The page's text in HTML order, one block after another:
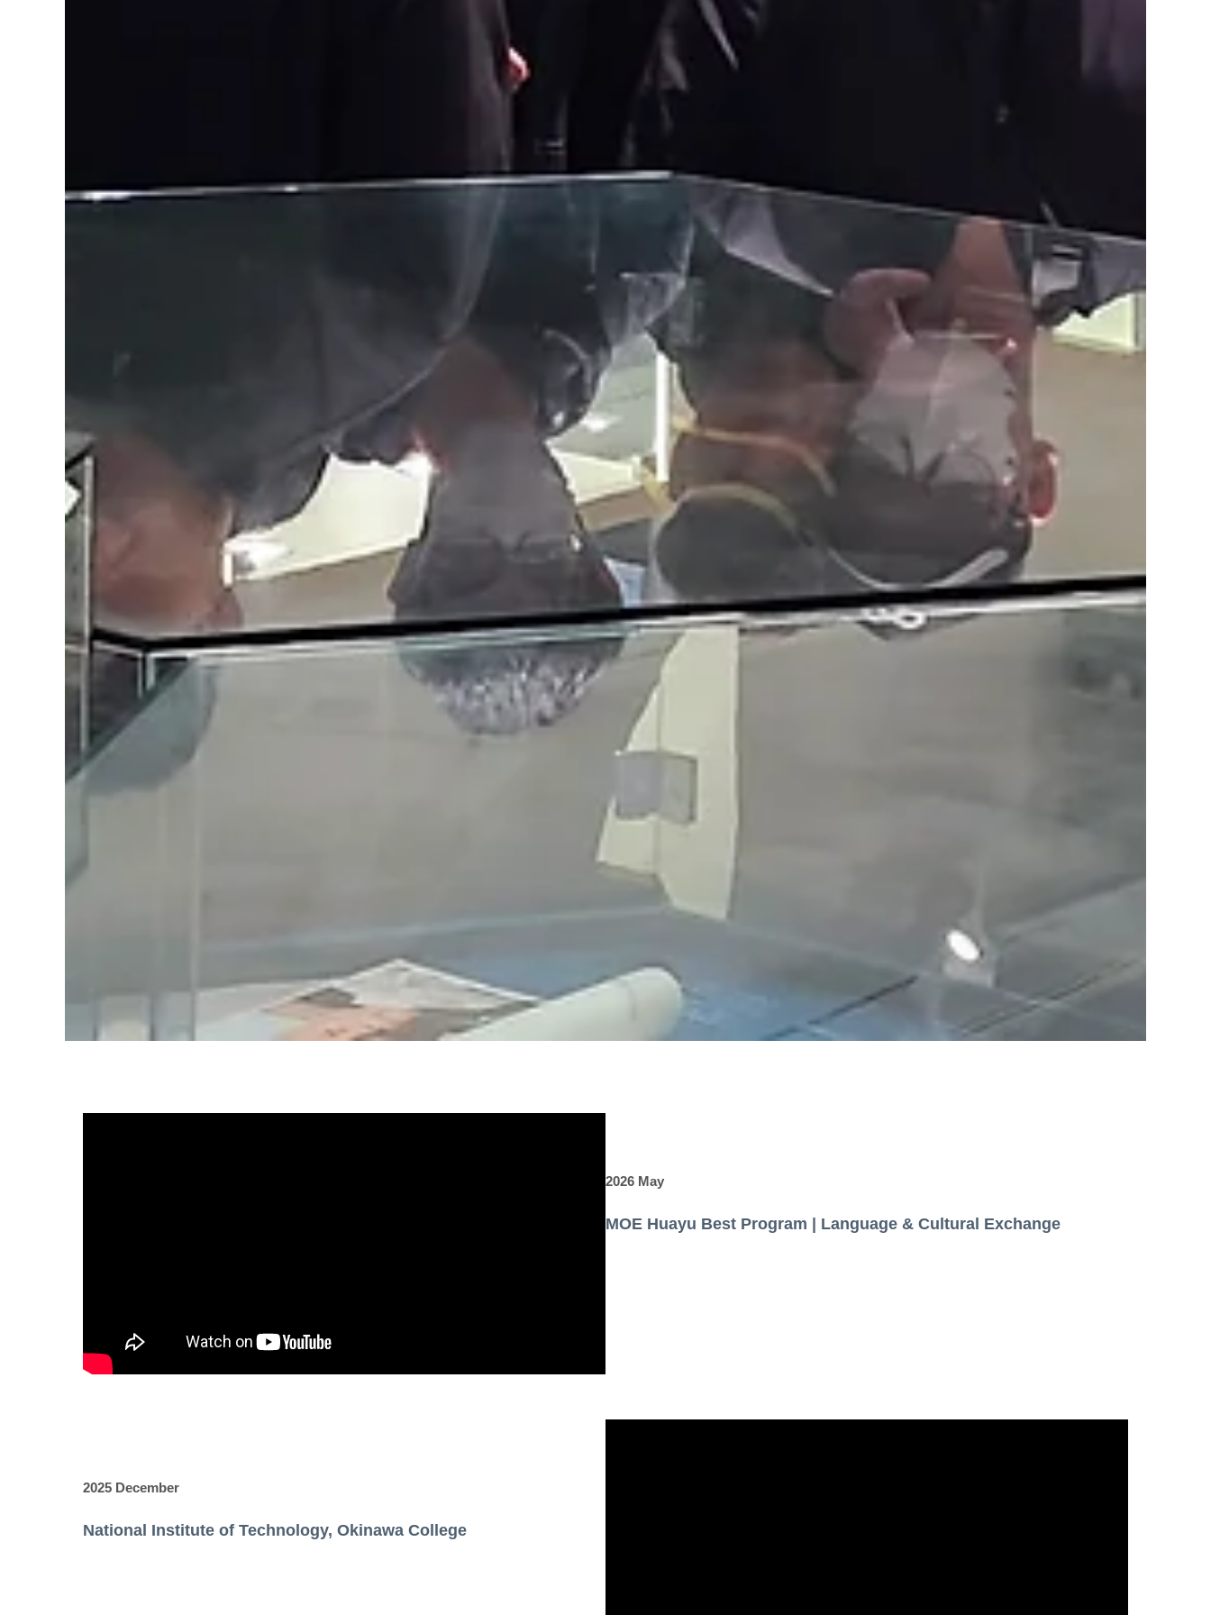
2026 May
MOE Huayu Best Program | Language & Cultural Exchange
2025 December
National Institute of Technology, Okinawa College